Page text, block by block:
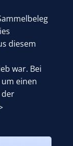
diesem
war. Bei
einen
der